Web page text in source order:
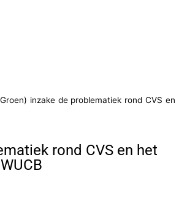
inzake de problematiek rond CVS en
rond CVS en het